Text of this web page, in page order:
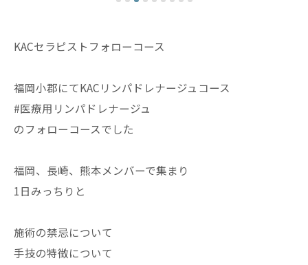
KACセラピストフォローコース
福岡小郡にてKACリンパドレナージュコース
#医療用リンパドレナージュ
のフォローコースでした
福岡、長崎、熊本メンバーで集まり
1日みっちりと
施術の禁忌について
手技の特徴について